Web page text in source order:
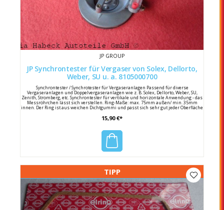
JP GROUP
JP Synchrontester für Vergaser von Solex, Dellorto,
Weber, SU u. a. 8105000700
Synchrontester / Synchrotester für Vergaseranlagen Passend für diverse
Vergaseranlagen und Doppelvergaseranlagen wie z. B. Solex, Dellorto, Weber, SU,
Zenith, Stromberg, etc. Synchrontester für vertikale und horizontale Anwendung - das
Messröhrchen lässt sich verstellen. Ring-Maße: max. 75mm außen/ min. 35mm
innen. Der Ring ist aus weichen Dichtgummi und passt sich sehr gut jeder Oberfläche
Messröhrchen befindlichen Anzeige ermittelt werden, weiter zum nächsten Einlass
15,90 €*
TIPP